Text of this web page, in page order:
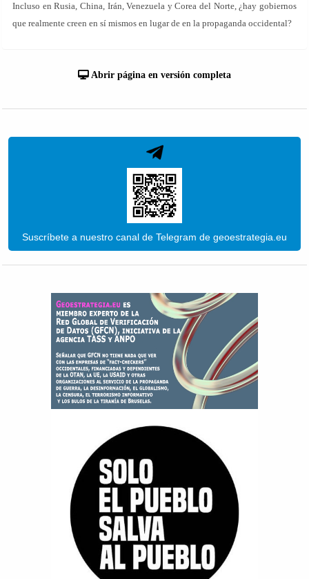
Incluso en Rusia, China, Irán, Venezuela y Corea del Norte, ¿hay gobiernos
que realmente creen en sí mismos en lugar de en la propaganda occidental?
Abrir página en versión completa
Suscríbete a nuestro canal de Telegram de geoestrategia.eu